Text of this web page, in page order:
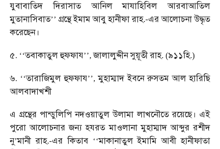
যুবাবাতিদ
দিরাসাত আনিল মাযাহিবিল
আরবাআতিল
মুতানাসিবাত’’ গ্রন্থেইমামআবু হানীফারাহ.-এরআলোচনাউদ্ধৃত
করেছেন।
৫. ‘‘তবাকাতুলহুফফায’’,জালালুদ্দীনসুয়ূতীরাহ. (৯১১হি.)
৬. ‘‘তারাজিমুল হুফফায’’,মুহাম্মাদ ইবনে রুসতম আল হারিছি
আলবাদাখশী
এ গ্রন্থের পান্ডুলিপি নদওয়াতুল উলামা লাখনৌতে রয়েছে। এই
পুরো আলোচনার জন্য হযরত মাওলানা মুহাম্মাদ আব্দুর রশীদ
নু’মানী রাহ.-এর কিতাব‘‘মাকানাতুল ইমামি আবী হানীফাতা